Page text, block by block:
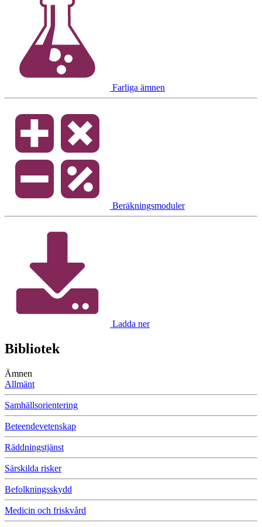
Farliga ämnen
Beräkningsmoduler
Ladda ner
Bibliotek
Ämnen
Allmänt
Samhällsorientering
Beteendevetenskap
Räddningstjänst
Särskilda risker
Befolkningsskydd
Medicin och friskvård